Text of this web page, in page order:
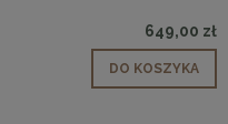
649,00 zł
DO KOSZYKA